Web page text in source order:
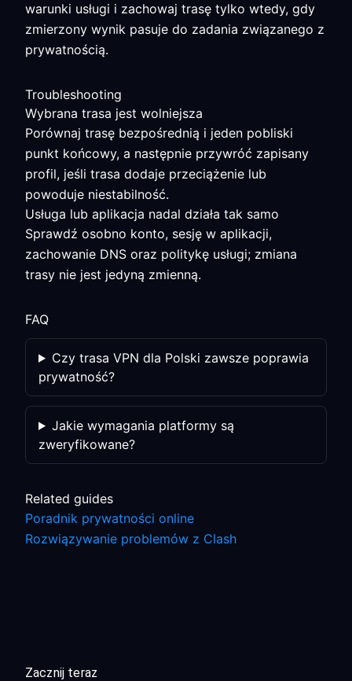
warunki usługi i zachowaj trasę tylko wtedy, gdy
zmierzony wynik pasuje do zadania związanego z
prywatnością.
Troubleshooting
Wybrana trasa jest wolniejsza
Porównaj trasę bezpośrednią i jeden pobliski
punkt końcowy, a następnie przywróć zapisany
profil, jeśli trasa dodaje przeciążenie lub
powoduje niestabilność.
Usługa lub aplikacja nadal działa tak samo
Sprawdź osobno konto, sesję w aplikacji,
zachowanie DNS oraz politykę usługi; zmiana
trasy nie jest jedyną zmienną.
FAQ
Czy trasa VPN dla Polski zawsze poprawia
prywatność?
Jakie wymagania platformy są
zweryfikowane?
Related guides
Poradnik prywatności online
Rozwiązywanie problemów z Clash
Zacznij teraz